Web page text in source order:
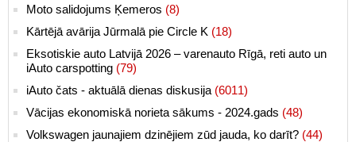
Moto salidojums Ķemeros (8)
Kārtējā avārija Jūrmalā pie Circle K (18)
Eksotiskie auto Latvijā 2026 – varenauto Rīgā, reti auto un
iAuto carspotting (79)
iAuto čats - aktuālā dienas diskusija (6011)
Vācijas ekonomiskā norieta sākums - 2024.gads (48)
Volkswagen jaunajiem dzinējiem zūd jauda, ko darīt? (44)